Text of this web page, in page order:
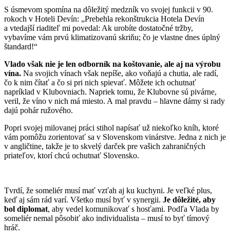
S úsmevom spomína na dôležitý medzník vo svojej funkcii v 90.
rokoch v Hoteli Devín: „Prebehla rekonštrukcia Hotela Devín
a vtedajší riaditeľ mi povedal: Ak urobíte dostatočné tržby,
vybavíme vám prvú klimatizovanú skriňu; čo je vlastne dnes úplný
štandard!“
Vlado však nie je len odborník na koštovanie, ale aj na výrobu
vína. Na svojich vínach však nepíše, ako voňajú a chutia, ale radí,
čo k nim čítať a čo si pri nich spievať. Môžete ich ochutnať
napríklad v Klubovniach. Napriek tomu, že Klubovne sú pivárne,
veril, že víno v nich má miesto. A mal pravdu – hlavne dámy si rady
dajú pohár ružového.
Popri svojej milovanej práci stihol napísať už niekoľko kníh, ktoré
vám pomôžu zorientovať sa v Slovenskom vinárstve. Jedna z nich je
v angličtine, takže je to skvelý darček pre vašich zahraničných
priateľov, ktorí chcú ochutnať Slovensko.
Tvrdí, že someliér musí mať vzťah aj ku kuchyni. Je veľké plus,
keď aj sám rád varí. Všetko musí byť v synergii. Je dôležité, aby
bol diplomat, aby vedel komunikovať s hosťami. Podľa Vlada by
someliér nemal pôsobiť ako individualista – musí to byť tímový
hráč.